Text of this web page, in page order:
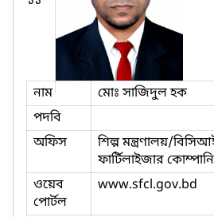
নাম
মোঃ সাজিদুল হক
পদবি
অফিস
শিল্প মন্ত্রণালয়/
ফার্টিলাইজার
ওয়েব
পোর্টল
www.sfcl.gov.bd